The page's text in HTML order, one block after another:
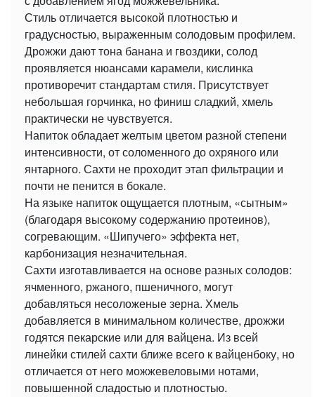
Стиль отличается высокой плотностью и
градусностью, выраженным солодовым профилем.
Дрожжи дают тона банана и гвоздики, солод
проявляется нюансами карамели, кислинка
противоречит стандартам стиля. Присутствует
небольшая горчинка, но финиш сладкий, хмель
практически не чувствуется.
Напиток обладает желтым цветом разной степени
интенсивности, от соломенного до охряного или
янтарного. Сахти не проходит этап фильтрации и
почти не пенится в бокале.
На языке напиток ощущается плотным, «сытным»
(благодаря высокому содержанию протеинов),
согревающим. «Шипучего» эффекта нет,
карбонизация незначительная.
Сахти изготавливается на основе разных солодов:
ячменного, ржаного, пшеничного, могут
добавляться несоложеные зерна. Хмель
добавляется в минимальном количестве, дрожжи
годятся пекарские или для вайцена. Из всей
линейки стилей сахти ближе всего к вайценбоку, но
отличается от него можжевеловыми нотами,
повышенной сладостью и плотностью.